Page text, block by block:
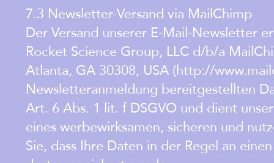
7.3 Newsletter-Versand via MailChimp
Der Versand unserer E-Mail-Newsletter
Rocket Science Group, LLC d/b/a
Atlanta, GA 30308, USA (http://
Newsletteranmeldung bereitgestellten
Art. 6 Abs. 1 lit. f DSGVO und dient
eines werbewirksamen, sicheren und
Sie, dass Ihre Daten in der Regel an